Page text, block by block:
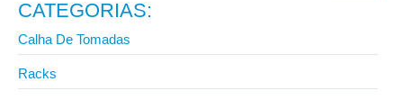
CATEGORIAS:
Calha De Tomadas
Racks